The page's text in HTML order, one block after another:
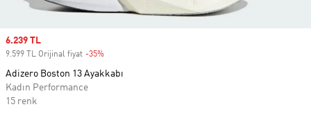
Sale price
6.239 TL
9.599 TL Orijinal fiyat -35%
Adizero Boston 13 Ayakkabı
Kadın Performance
15 renk